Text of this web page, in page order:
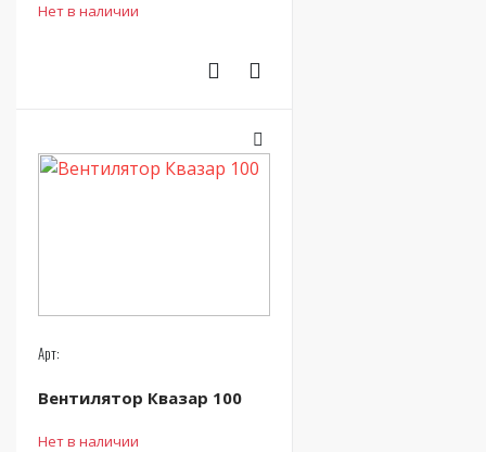
Нет в наличии
Арт:
Вентилятор Квазар 100
Нет в наличии